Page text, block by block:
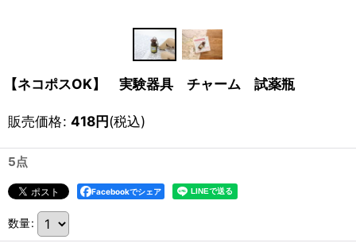
【ネコポスOK】 実験器具 チャーム 試薬瓶
販売価格: 418円(税込)
5点
Facebookでシェア
数量: